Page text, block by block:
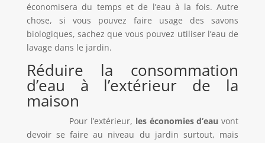
économisera du temps et de l’eau à la fois. Autre
chose, si vous pouvez faire usage des savons
biologiques, sachez que vous pouvez utiliser l’eau de
lavage dans le jardin.
Réduire la consommation
d’eau à l’extérieur de la
maison
Pour l’extérieur, les économies d’eau vont
devoir se faire au niveau du jardin surtout, mais